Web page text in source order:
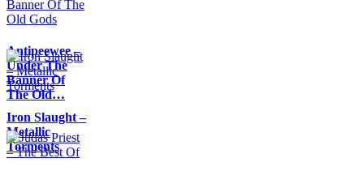
Antipeewee –
Under The
Banner Of
The Old…
Iron Slaught –
Metallic
Torments